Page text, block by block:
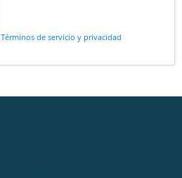
Términos de servicio y privacidad